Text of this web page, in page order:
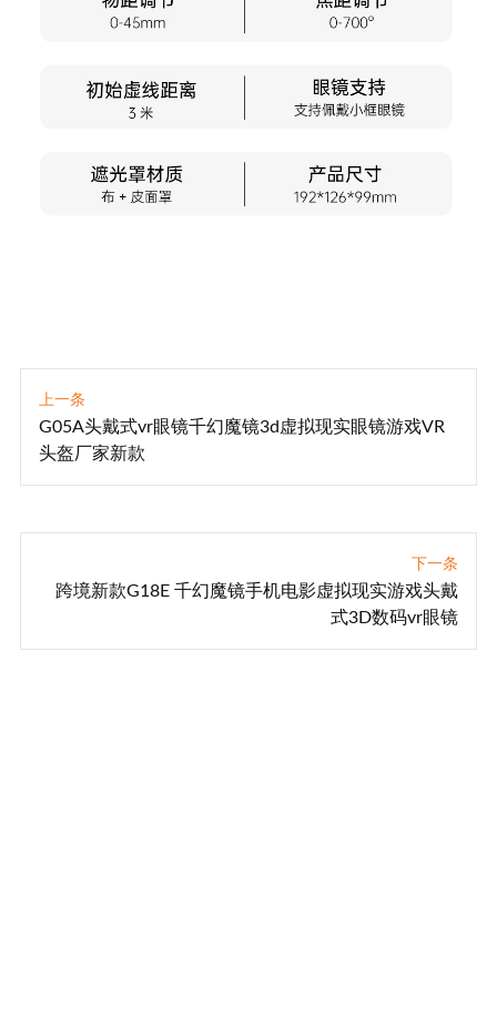
上一条
G05A头戴式vr眼镜千幻魔镜3d虚拟现实眼镜游戏VR
头盔厂家新款
下一条
跨境新款G18E 千幻魔镜手机电影虚拟现实游戏头戴
式3D数码vr眼镜